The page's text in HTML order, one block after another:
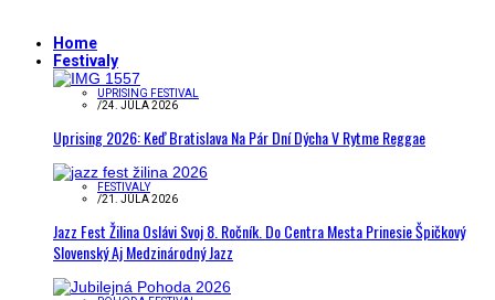
Home
Festivaly
UPRISING FESTIVAL
/24. JÚLA 2026
Uprising 2026: Keď Bratislava Na Pár Dní Dýcha V Rytme Reggae
FESTIVALY
/21. JÚLA 2026
Jazz Fest Žilina Oslávi Svoj 8. Ročník. Do Centra Mesta Prinesie Špičkový
Slovenský Aj Medzinárodný Jazz